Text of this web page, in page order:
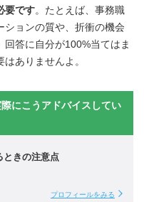
要です。たとえば、事務職
ションの質や、折衝の機会
答に自分が100%当てはま
ありませんよ。
にこうアドバイスしてい
ときの注意点
プロフィールをみる